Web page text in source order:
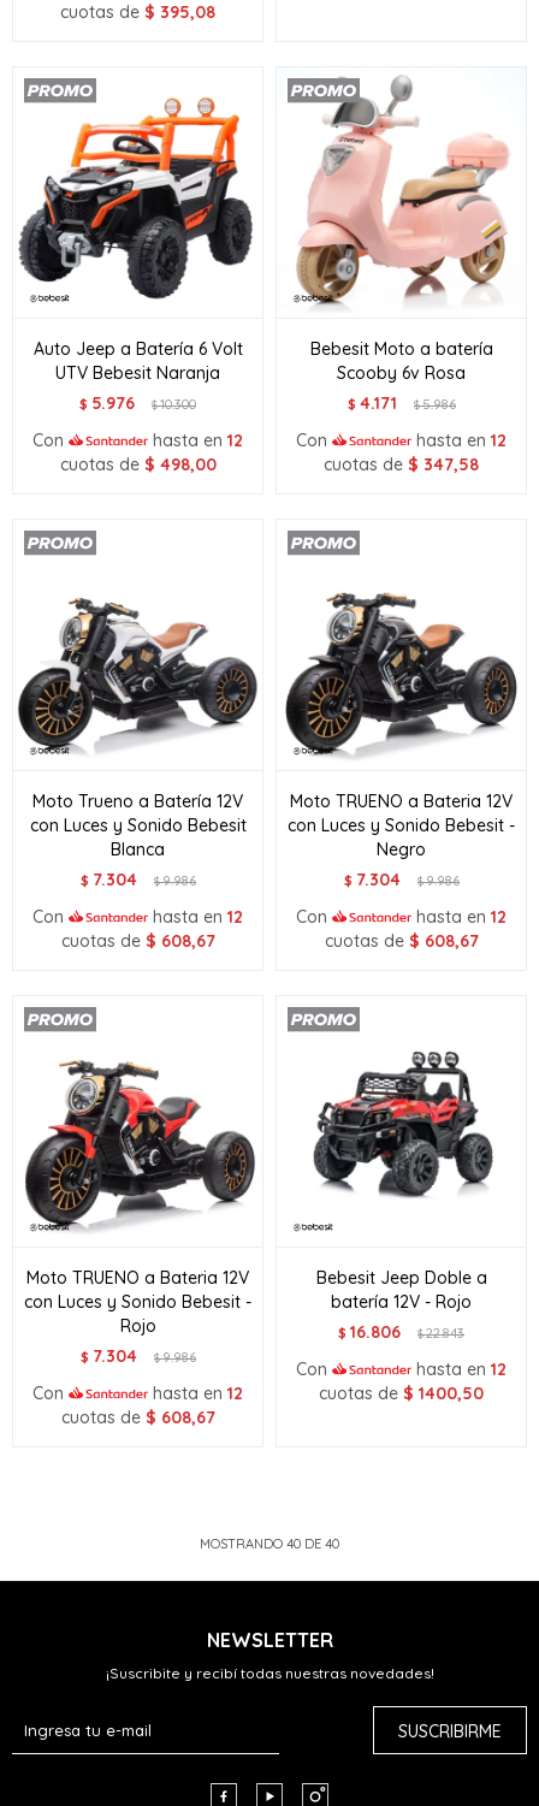
cuotas de $ 395,08
Auto Jeep a Batería 6 Volt
UTV Bebesit Naranja
$ 5.976 $10.300
Con hasta en 12
cuotas de $ 498,00
Bebesit Moto a batería
Scooby 6v Rosa
$ 4.171 $5.986
Con hasta en 12
cuotas de $ 347,58
Moto Trueno a Batería 12V
con Luces y Sonido Bebesit
Blanca
$ 7.304 $9.986
Con hasta en 12
cuotas de $ 608,67
Moto TRUENO a Bateria 12V
con Luces y Sonido Bebesit -
Negro
$ 7.304 $9.986
Con hasta en 12
cuotas de $ 608,67
Moto TRUENO a Bateria 12V
con Luces y Sonido Bebesit -
Rojo
$ 7.304 $9.986
Con hasta en 12
cuotas de $ 608,67
Bebesit Jeep Doble a
batería 12V - Rojo
$ 16.806 $22.843
Con hasta en 12
cuotas de $ 1400,50
MOSTRANDO 40 DE 40
NEWSLETTER
¡Suscribite y recibí todas nuestras novedades!
SUSCRIBIRME
  